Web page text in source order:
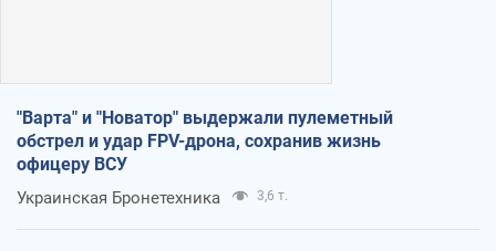
"Варта" и "Новатор" выдержали пулеметный
обстрел и удар FPV-дрона, сохранив жизнь
офицеру ВСУ
Украинская Бронетехника 3,6 т.